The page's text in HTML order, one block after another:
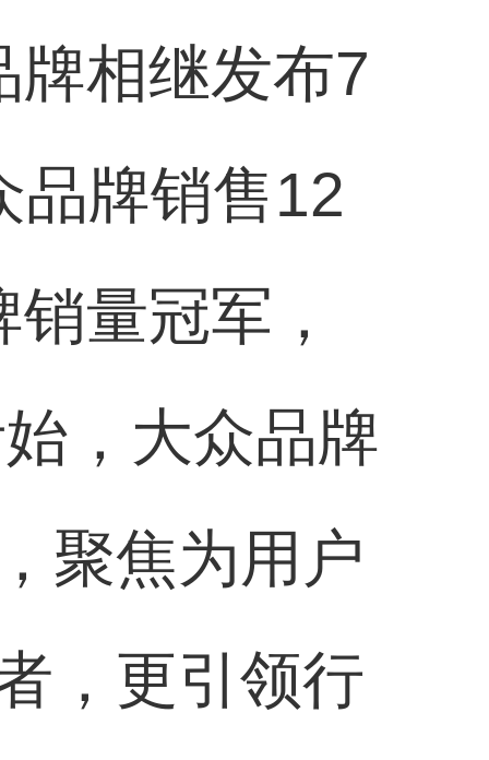
牌相继发布7
品牌销售12
量冠军，
，大众品牌
聚焦为用户
，更引领行